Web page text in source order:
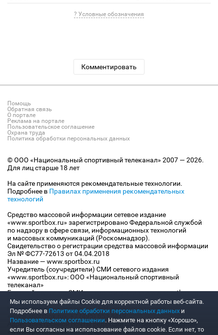
? Условные обозначения
Комментировать
Помощь
Обратная связь
О портале
Реклама на портале
Пользовательское соглашение
Охрана труда
Политика обработки персональных данных
© ООО «Национальный спортивный телеканал» 2007 — 2026.
Для лиц старше 18 лет
На сайте применяются рекомендательные технологии.
Подробнее в Правилах применения рекомендательных
технологий
Средство массовой информации сетевое издание
«www.sportbox.ru» зарегистрировано Федеральной службой
по надзору в сфере связи, информационных технологий
и массовых коммуникаций (Роскомнадзор).
Свидетельство о регистрации средства массовой информации
Эл № ФС77-72613 от 04.04.2018
Название — www.sportbox.ru
Учредитель (соучредители) СМИ сетевого издания
«www.sportbox.ru»: ООО «Национальный спортивный
телеканал»
Главный редактор СМИ сетевого издания «www.sportbox.ru»:
Конов В.А.
Номер телефона редакции СМИ сетевого издания
«www.sportbox.ru»: +7 (495) 653 8419
Адрес электронной почты редакции СМИ сетевого издания
«www.sportbox.ru»: editor@sportbox.ru
Мы используем файлы Сookie для корректной работы веб-сайта.
Подробнее в Политике обработки персональных данных и
Пользовательском соглашении. Нажмите на кнопку «Хорошо»,
если Вы согласны на использование файлов cookie. Если нет, то